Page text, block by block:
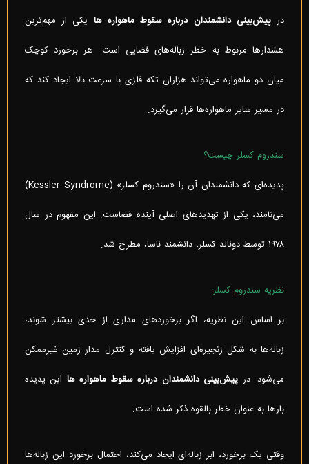
درپیش‌بینی دانشمندان درباره سقوط ماهواره ها یکی از مهم‌ترین
هشدارها مربوط به خطر زباله‌های فضایی است. هر برخورد کوچک
میان دو ماهواره می‌تواند هزاران تکه فلزی با سرعت بالا ایجاد کند که
در مسیر سایر ماهواره‌ها قرار می‌گیرد.
سندروم کسلر چیست؟
پدیده‌ای که دانشمندان آن را «سندروم کسلر» (Kessler Syndrome)
می‌نامند، یکی از تهدیدهای اصلی آینده فضاست. این مفهوم در سال
۱۹۷۸ توسط دونالد کسلر، دانشمند ناسا، مطرح شد.
نظریه سندروم کسلر:
بر اساس این نظریه، اگر برخوردهای مداری از حدی بیشتر شوند،
زباله‌ها به شکل زنجیره‌ای افزایش یافته و کنترل مدار زمین غیرممکن
می‌شود. در پیش‌بینی دانشمندان درباره سقوط ماهواره ها این پدیده
بارها به عنوان خطر بالقوه ذکر شده است.
وقتی یک برخورد، ابر زباله‌ای ایجاد می‌کند، احتمال برخورد این زباله‌ها